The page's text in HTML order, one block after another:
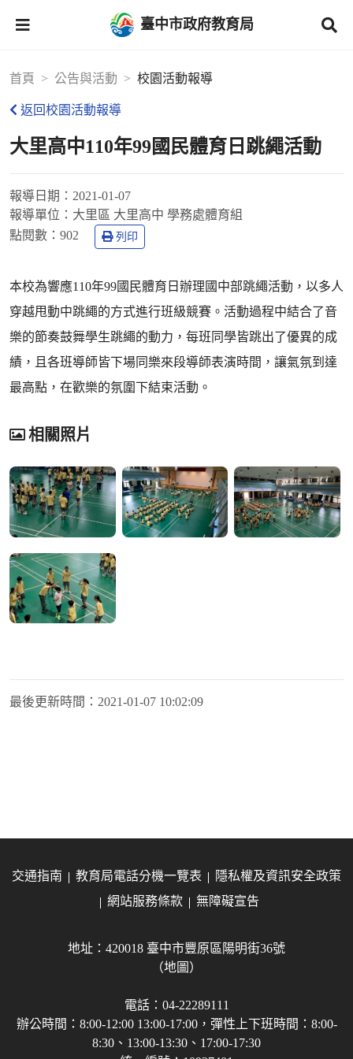
臺中市政府教育局
首頁 公告與活動 校園活動報導
返回校園活動報導
大里高中110年99國民體育日跳繩活動
報導日期： 2021-01-07
報導單位： 大里區 大里高中 學務處體育組
點閱數： 902 列印
本校為響應110年99國民體育日辦理國中部跳繩活動，以多人
穿越甩動中跳繩的方式進行班級競賽。活動過程中結合了音
樂的節奏鼓舞學生跳繩的動力，每班同學皆跳出了優異的成
績，且各班導師皆下場同樂來段導師表演時間，讓氣氛到達
最高點，在歡樂的氛圍下結束活動。
相關照片
最後更新時間： 2021-01-07 10:02:09
交通指南 教育局電話分機一覽表
隱私權及資訊安全政策
網站服務條款
無障礙宣告
地址：420018 臺中市豐原區陽明街36號
（地圖）
電話：04-22289111
辦公時間：8:00-12:00 13:00-17:00，彈性上下班時間：8:00-
8:30、13:00-13:30、17:00-17:30